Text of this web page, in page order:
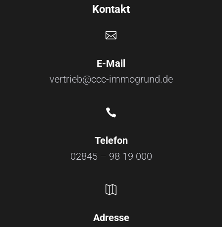
Kontakt

E-Mail
vertrieb@ccc-immogrund.de

Telefon
02845 – 98 19 000

Adresse